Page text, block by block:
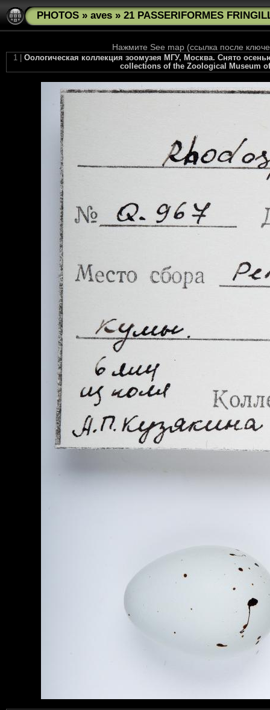
PHOTOS » aves » 21 PASSERIFORMES
Нажмите See map (ссылка после
1 |Оологическая коллекция зоомузея МГУ, Москва. Снято
collections of the Zoological Museum